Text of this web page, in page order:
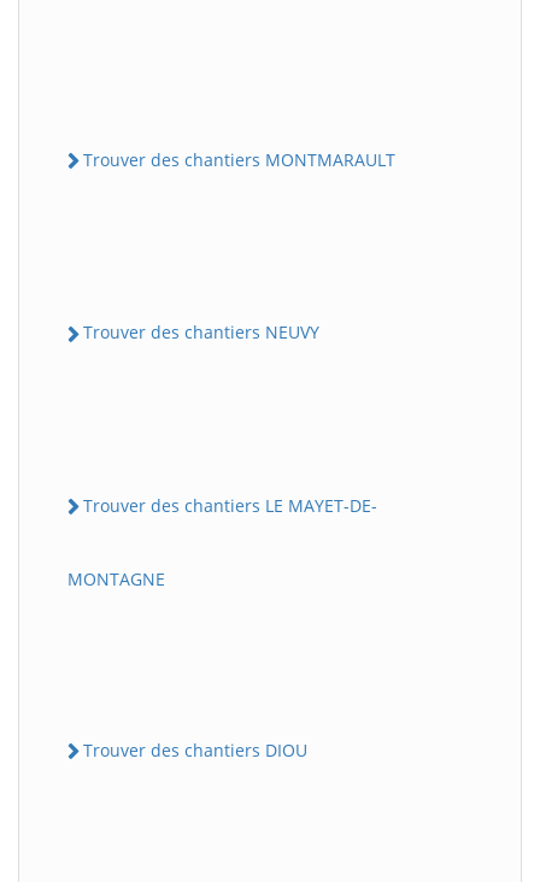
Trouver des chantiers MONTMARAULT
Trouver des chantiers NEUVY
Trouver des chantiers LE MAYET-DE-
MONTAGNE
Trouver des chantiers DIOU